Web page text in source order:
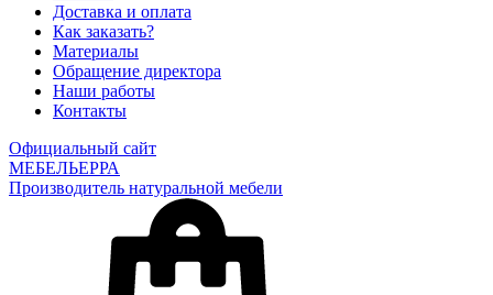
Доставка и оплата
Как заказать?
Материалы
Обращение директора
Наши работы
Контакты
Официальный сайт
МЕБЕЛЬЕРРА
Производитель натуральной мебели